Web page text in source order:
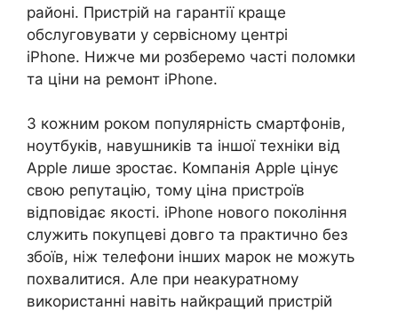
районі. Пристрій на гарантії краще
обслуговувати у сервісному центрі
iPhone. Нижче ми розберемо часті поломки
та ціни на ремонт iPhone.
З кожним роком популярність смартфонів,
ноутбуків, навушників та іншої техніки від
Apple лише зростає. Компанія Apple цінує
свою репутацію, тому ціна пристроїв
відповідає якості. iPhone нового покоління
служить покупцеві довго та практично без
збоїв, ніж телефони інших марок не можуть
похвалитися. Але при неакуратному
використанні навіть найкращий пристрій